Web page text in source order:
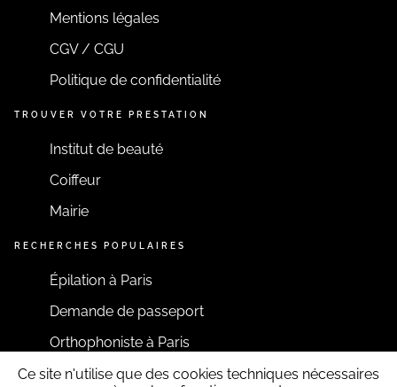
Mentions légales
CGV / CGU
Politique de confidentialité
TROUVER VOTRE PRESTATION
Institut de beauté
Coiffeur
Mairie
RECHERCHES POPULAIRES
Épilation à Paris
Demande de passeport
Orthophoniste à Paris
RESTONS CONNECTÉS
Ce site n'utilise que des cookies techniques nécessaires